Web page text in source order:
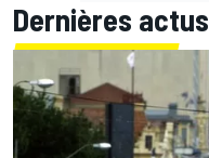
Dernières actus